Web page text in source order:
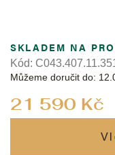
21 590 Kč
SKLADEM NA
Můžeme doručit do:
Kód: